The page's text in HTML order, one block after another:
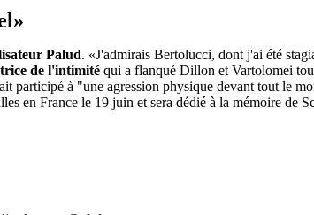
Palud. «J'admirais Bertolucci, dont j'ai été
de l'intimité qui a flanqué Dillon et Vartolomei
participé à "une agression physique devant tout le
en France le 19 juin et sera dédié à la mémoire de